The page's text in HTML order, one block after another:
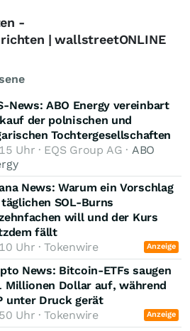
-
| wallstreetONLINE
News: ABO Energy vereinbart
der polnischen und
Tochtergesellschaften
Uhr · EQS Group AG · ABO
News: Warum ein Vorschlag
SOL-Burns
will und der Kurs
fällt
Uhr · Tokenwire
Anzeige
News: Bitcoin-ETFs saugen
Millionen Dollar auf, während
unter Druck gerät
Uhr · Tokenwire
Anzeige